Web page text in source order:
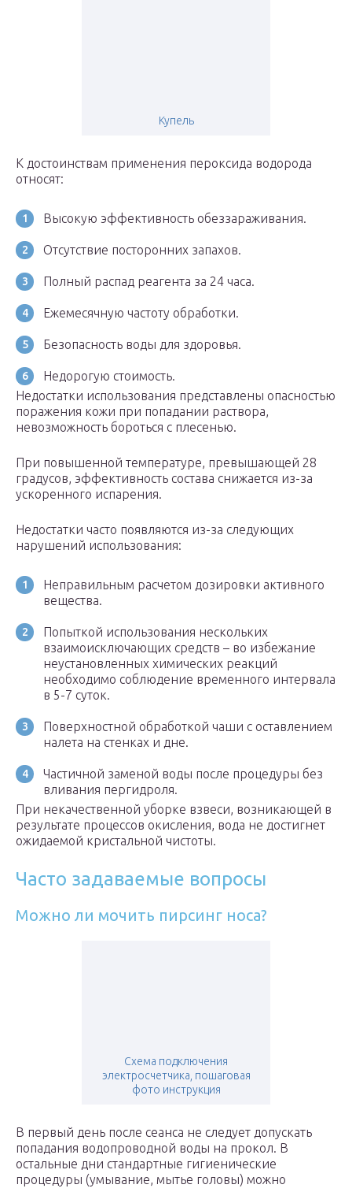
Купель
К достоинствам применения пероксида водорода
относят:
Высокую эффективность обеззараживания.
Отсутствие посторонних запахов.
Полный распад реагента за 24 часа.
Ежемесячную частоту обработки.
Безопасность воды для здоровья.
Недорогую стоимость.
Недостатки использования представлены опасностью
поражения кожи при попадании раствора,
невозможность бороться с плесенью.
При повышенной температуре, превышающей 28
градусов, эффективность состава снижается из-за
ускоренного испарения.
Недостатки часто появляются из-за следующих
нарушений использования:
Неправильным расчетом дозировки активного
вещества.
Попыткой использования нескольких
взаимоисключающих средств – во избежание
неустановленных химических реакций
необходимо соблюдение временного интервала
в 5-7 суток.
Поверхностной обработкой чаши с оставлением
налета на стенках и дне.
Частичной заменой воды после процедуры без
вливания пергидроля.
При некачественной уборке взвеси, возникающей в
результате процессов окисления, вода не достигнет
ожидаемой кристальной чистоты.
Часто задаваемые вопросы
Можно ли мочить пирсинг носа?
Схема подключения
электросчетчика, пошаговая
фото инструкция
В первый день после сеанса не следует допускать
попадания водопроводной воды на прокол. В
остальные дни стандартные гигиенические
процедуры (умывание, мытье головы) можно